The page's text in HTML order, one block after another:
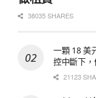
38035 SHARES
一顆 18 美
控中斷下
21123